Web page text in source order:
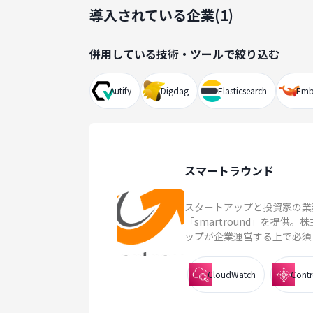
導入されている企業(1)
併用している技術・ツールで絞り込む
Autify Digdag Elasticsearch
スマートラウンド
スタートアップと投資家の
「smartround」を提供。
ップが企業運営する上で必
CloudWatch